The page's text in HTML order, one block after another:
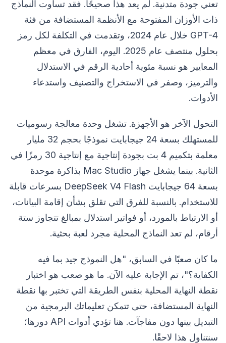
تعني جودة متدنية. لم يعد هذا صحيحًا. فقد تساوت النماذج
ذات الأوزان المفتوحة مع الأنظمة المستضافة من فئة
GPT-4 خلال عام 2024، وتقدمت في التكلفة لكل رمز
بحلول منتصف عام 2025. اليوم، الفارق في معظم
المعايير هو نسبة مئوية أحادية الرقم في الاستدلال
والترميز، وصفر في الاستخراج والتصنيف واستدعاء
الأدوات.
التحول الآخر هو الأجهزة. تشغل وحدة معالجة رسوميات
للمستهلك بسعة 24 جيجابايت نموذجًا بحجم 32 مليار
معلمة بتكميم 4 بت بجودة إنتاجية مع إنتاجية 30 رمزًا في
الثانية. بينما يشغل جهاز Mac Studio بذاكرة موحدة
بسعة 64 جيجابايت DeepSeek V4 Flash بسرعات قابلة
للاستخدام. بالنسبة للفرق التي تقلق بشأن إقامة البيانات،
أو الارتباط بالمورد، أو فواتير استدلال بمبالغ تتجاوز ستة
أرقام، لم تعد النماذج المحلية مجرد لعبة بحثية.
ما كان صعبًا في السابق، "هل النموذج جيد بما فيه
الكفاية؟"، تم الإجابة عليه الآن. ما هو صعب هو اختبار
نقطة النهاية المحلية بنفس الطريقة التي تختبر بها نقطة
النهاية المستضافة، حتى تتمكن تعليماتك البرمجية من
التبديل بينها دون مفاجآت. هنا تؤدي أدوات API دورها؛
سنتناول هذا لاحقًا.